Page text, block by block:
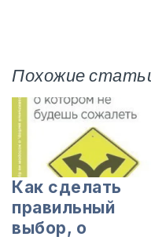
Похожие
Как сделать
правильный
выбор, о